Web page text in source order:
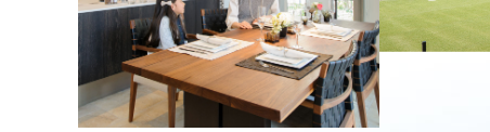
3,000万円台
部屋数